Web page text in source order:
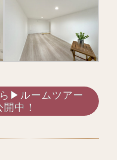
▶ルームツアー
中！